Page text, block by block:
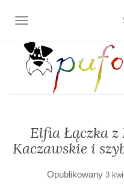
TOGGLE NAVIGATION
Elfia Łączka
Kaczawskie i
Opublikowany 3